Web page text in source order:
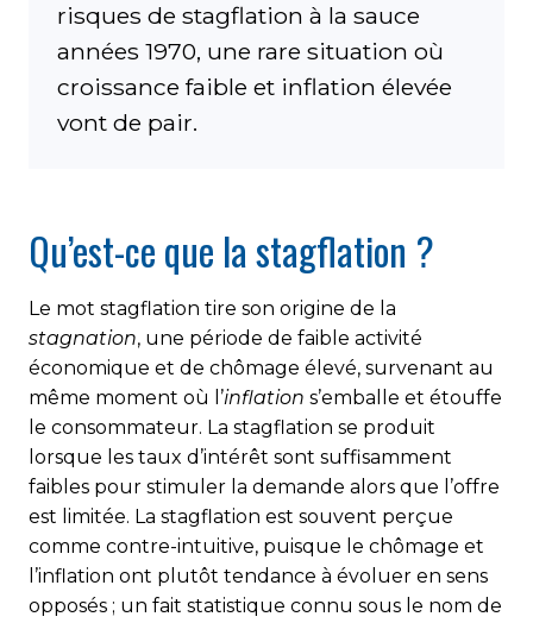
risques de stagflation à la sauce
années 1970, une rare situation où
croissance faible et inflation élevée
vont de pair.
Qu’est-ce que la stagflation ?
Le mot stagflation tire son origine de la
stagnation, une période de faible activité
économique et de chômage élevé, survenant au
même moment où l’inflation s’emballe et étouffe
le consommateur. La stagflation se produit
lorsque les taux d’intérêt sont suffisamment
faibles pour stimuler la demande alors que l’offre
est limitée. La stagflation est souvent perçue
comme contre-intuitive, puisque le chômage et
l’inflation ont plutôt tendance à évoluer en sens
opposés ; un fait statistique connu sous le nom de